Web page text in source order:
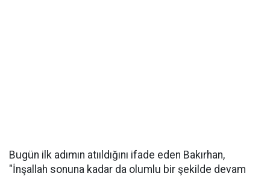
Bugün ilk adımın atııldığını ifade eden Bakırhan,
"İnşallah sonuna kadar da olumlu bir şekilde devam